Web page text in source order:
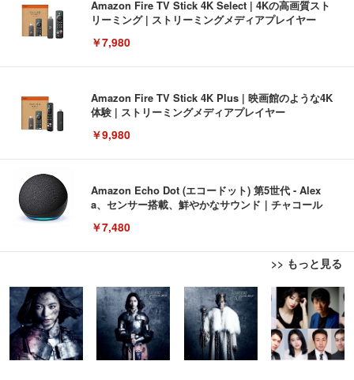
Amazon Fire TV Stick 4K Select | 4Kの高画質スト
リーミング | ストリーミングメディアプレイヤー
￥7,980
Amazon Fire TV Stick 4K Plus | 映画館のような4K
体験 | ストリーミングメディアプレイヤー
￥9,980
Amazon Echo Dot (エコードット) 第5世代 - Alex
a、センサー搭載、鮮やかなサウンド｜チャコール
￥7,480
>> もっと見る
[EdoErgo] オフィスチェア 椅子 テレワーク 疲れな
い 跳ね上げ式アームレスト コンパクト 約105度ロッ
キング pc 事務椅子 360度回転 座面昇降 強化ナイロ
ン樹脂ベース 通気性メッシュ 在宅ワーク H-WY01
(黒網+黒枠+黒足)
￥5,699
EIZO ビジネス向けプレミアムモニター | FlexScan
EV3240X-WT | 31.5型4K UHD・USB Type-C・ホワ
イト
￥105,595
Amazonベーシック ペットシーツ 薄型 レギュラー 1
回使い捨て 無香料 ホワイト 300枚
￥3,373